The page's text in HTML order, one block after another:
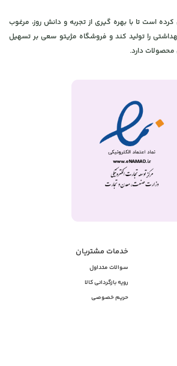
تلخ و شیرین بیش‌تر مورد استقبال عموم مردم قرار
به طور ساده یا ترکیبی از دو رایحه، در انواع عطر
ادامه به معرفی رایج‌ترین عطر‌ها با رایحه‌های مورد
شیرین، رمانتیک و کاملاً زنانه است. از عطر با رایحه
میهمانی، دورهمی‌های دوستانه و محل کار استفاده
بودن در کنار دریا، اقیانوس و سواحل ماسه‌ای را تجربه
ذکر است که این نوع عطر بیشتر مناسب آقایان می‌باشد.
با بوی خزه، چوب و جنگل، روزی دلنشین در جنگل
رایحه جنگلی مورد علاقه‌ی افرادی است که
هنگامی که در محل کارشان هستند، طبیعت را در
است تا با بهره گیری از تجربه و دانش روز، مرغوب
را تولید کند و فروشگاه مژیتو سعی بر تسهیل
دارد.
خدمات مشتریان
سوالات متداول
رویه بازگردانی کالا
حریم خصوصی